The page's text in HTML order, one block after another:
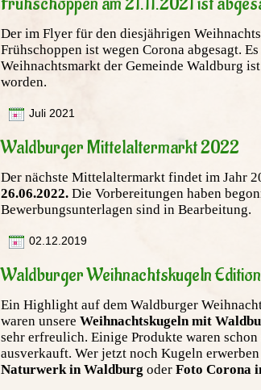
Der im Flyer für den diesjährigen
Frühschoppen ist wegen Corona abgesagt.
Weihnachtsmarkt der Gemeinde Waldburg
worden.
Juli 2021
Waldburger Mittelaltermarkt 2022
Der nächste Mittelaltermarkt findet im Jahr
26.06.2022. Die Vorbereitungen haben
Bewerbungsunterlagen sind in Bearbeitung.
02.12.2019
Waldburger Weihnachtskugeln
Ein Highlight auf dem Waldburger
waren unsere Weihnachtskugeln mit
sehr erfreulich. Einige Produkte waren
ausverkauft. Wer jetzt noch Kugeln
Naturwerk in Waldburg oder Foto Corona